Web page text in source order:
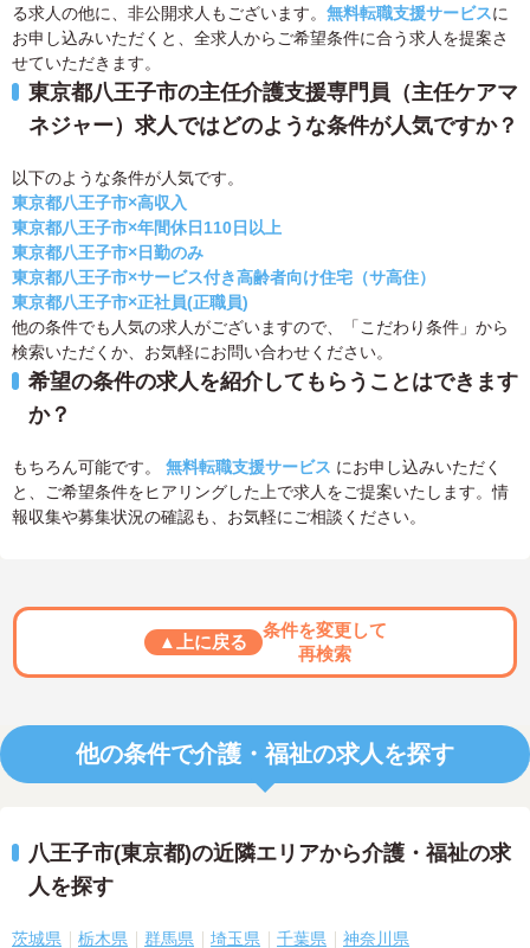
る求人の他に、非公開求人もございます。 無料転職支援サービスに
お申し込みいただくと、全求人からご希望条件に合う求人を提案さ
せていただきます。
東京都八王子市の主任介護支援専門員（主任ケアマ
ネジャー）求人ではどのような条件が人気ですか？
以下のような条件が人気です。
東京都八王子市×高収入
東京都八王子市×年間休日110日以上
東京都八王子市×日勤のみ
東京都八王子市×サービス付き高齢者向け住宅（サ高住）
東京都八王子市×正社員(正職員)
他の条件でも人気の求人がございますので、「こだわり条件」から
検索いただくか、お気軽にお問い合わせください。
希望の条件の求人を紹介してもらうことはできます
か？
もちろん可能です。 無料転職支援サービス にお申し込みいただく
と、ご希望条件をヒアリングした上で求人をご提案いたします。情
報収集や募集状況の確認も、お気軽にご相談ください。
▲上に戻る
条件を変更して
再検索
他の条件で介護・福祉の求人を探す
八王子市(東京都)の近隣エリアから介護・福祉の求
人を探す
茨城県 栃木県 群馬県 埼玉県 千葉県 神奈川県